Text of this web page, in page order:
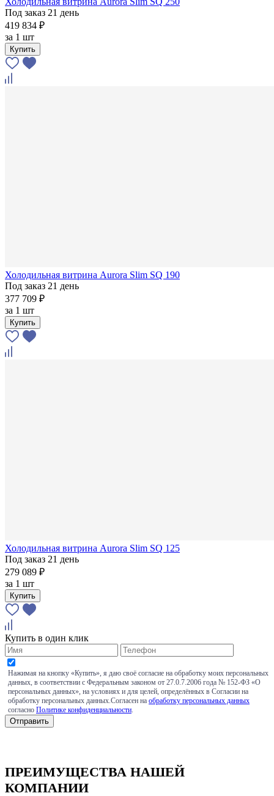
Под заказ 21 день
419 834 ₽
за 1 шт
Купить
Холодильная витрина Aurora Slim SQ 190
Под заказ 21 день
377 709 ₽
за 1 шт
Купить
Холодильная витрина Aurora Slim SQ 125
Под заказ 21 день
279 089 ₽
за 1 шт
Купить
Купить в один клик
Нажимая на кнопку «Купить», я даю своё согласие на обработку моих персональных
данных, в соответствии с Федеральным законом от 27.0.7.2006 года № 152-ФЗ «О
персональных данных», на условиях и для целей, определённых в Согласии на
обработку персональных данных.Согласен на обработку персональных данных
согласно Политике конфиденциальности
ПРЕИМУЩЕСТВА НАШЕЙ
КОМПАНИИ